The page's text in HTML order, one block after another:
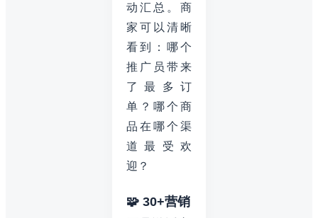
动汇总。商
家可以清晰
看到：哪个
推广员带来
了最多订
单？哪个商
品在哪个渠
道最受欢
迎？
🧩 30+营销